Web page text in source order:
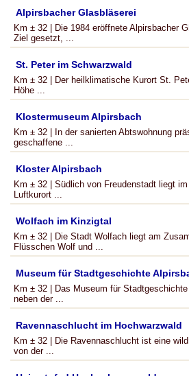
Alpirsbacher Glasbläserei
Km ± 32 | Die 1984 eröffnete Alpirsbacher
Ziel gesetzt, ...
St. Peter im Schwarzwald
Km ± 32 | Der heilklimatische Kurort St.
Höhe ...
Klostermuseum Alpirsbach
Km ± 32 | In der sanierten Abtswohnung
geschaffene ...
Kloster Alpirsbach
Km ± 32 | Südlich von Freudenstadt liegt
Luftkurort ...
Wolfach im Kinzigtal
Km ± 32 | Die Stadt Wolfach liegt am
Flüsschen Wolf und ...
Museum für Stadtgeschichte
Km ± 32 | Das Museum für
neben der ...
Ravennaschlucht im Hochwarzwald
Km ± 32 | Die Ravennaschlucht ist eine
von der ...